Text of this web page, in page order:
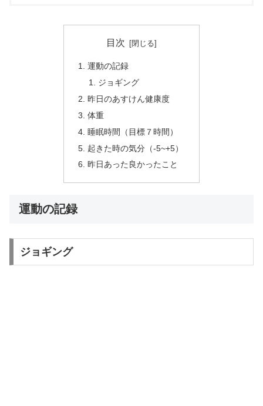
目次
運動の記録
ジョギング
昨日のあすけん健康度
体重
睡眠時間（目標７時間）
起きた時の気分（-5~+5）
昨日あった良かったこと
運動の記録
ジョギング